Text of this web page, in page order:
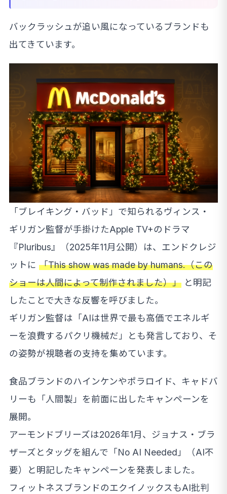
バックラッシュが追い風になっているブランドも
出てきています。
「ブレイキング・バッド」で知られるヴィンス・
ギリガン監督が手掛けたApple TV+のドラマ
『Pluribus』（2025年11月公開）は、エンドクレジ
ットに 「This show was made by humans.（この
ショーは人間によって制作されました）」 と明記
したことで大きな反響を呼びました。
ギリガン監督は「AIは世界で最も高価でエネルギ
ーを浪費するパクリ機械だ」とも発言しており、そ
の姿勢が視聴者の支持を集めています。
食品ブランドのハインケンやポラロイド、キャドバ
リーも「人間製」を前面に出したキャンペーンを
展開。
アーモンドブリーズは2026年1月、ジョナス・ブラ
ザーズとタッグを組んで「No AI Needed」（AI不
要）と明記したキャンペーンを発表しました。
フィットネスブランドのエクイノックスもAI批判